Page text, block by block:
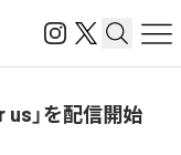
us」を配信開始